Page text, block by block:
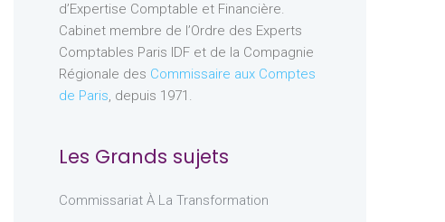
d’Expertise Comptable et Financière.
Cabinet membre de l’Ordre des Experts
Comptables Paris IDF et de la Compagnie
Régionale des Commissaire aux Comptes
de Paris, depuis 1971.
Les Grands sujets
Commissariat À La Transformation